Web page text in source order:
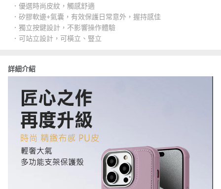
．優選時尚皮紋，觸感舒適
．矽膠軟邊+氣囊，有效保護日常意外，握持感佳
．獨立按鍵設計，不影響操作體驗
．可站立設計，可橫立、豎立
詳細介紹